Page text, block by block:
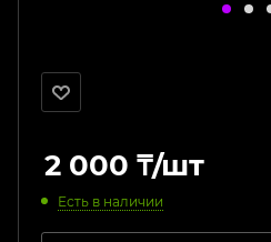
2 000 ₸/шт
Есть в наличии